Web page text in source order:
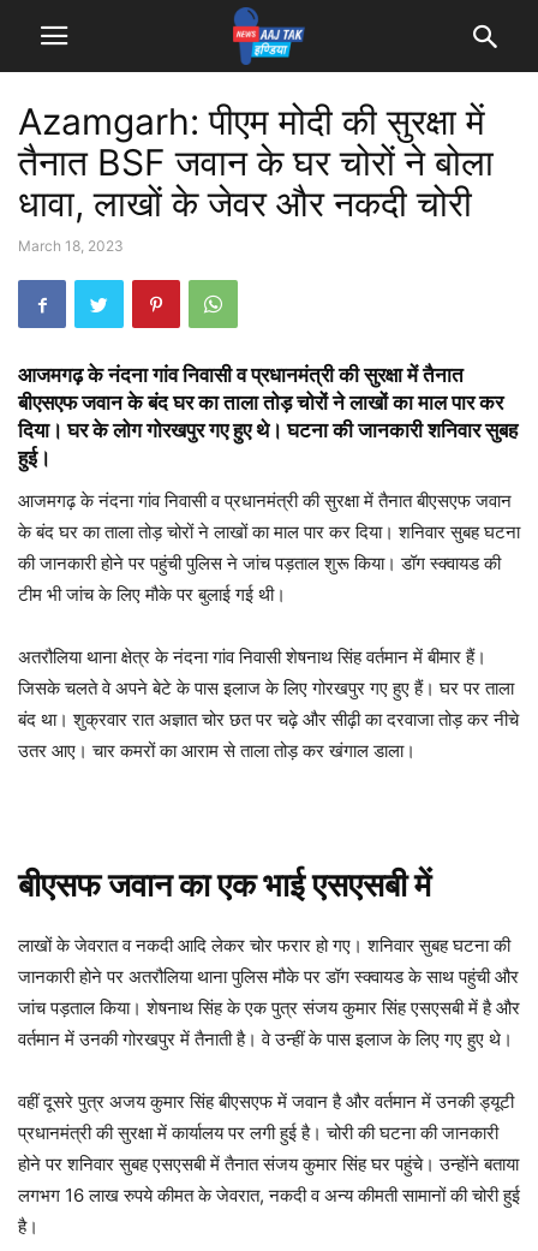
Azamgarh: पीएम मोदी की सुरक्षा में
तैनात BSF जवान के घर चोरों ने बोला
धावा, लाखों के जेवर और नकदी चोरी
March 18, 2023
आजमगढ़ के नंदना गांव निवासी व प्रधानमंत्री की सुरक्षा में तैनात
बीएसएफ जवान के बंद घर का ताला तोड़ चोरों ने लाखों का माल पार कर
दिया। घर के लोग गोरखपुर गए हुए थे। घटना की जानकारी शनिवार सुबह
हुई।
आजमगढ़ के नंदना गांव निवासी व प्रधानमंत्री की सुरक्षा में तैनात बीएसएफ जवान
के बंद घर का ताला तोड़ चोरों ने लाखों का माल पार कर दिया। शनिवार सुबह घटना
की जानकारी होने पर पहुंची पुलिस ने जांच पड़ताल शुरू किया। डॉग स्क्वायड की
टीम भी जांच के लिए मौके पर बुलाई गई थी।
अतरौलिया थाना क्षेत्र के नंदना गांव निवासी शेषनाथ सिंह वर्तमान में बीमार हैं।
जिसके चलते वे अपने बेटे के पास इलाज के लिए गोरखपुर गए हुए हैं। घर पर ताला
बंद था। शुक्रवार रात अज्ञात चोर छत पर चढ़े और सीढ़ी का दरवाजा तोड़ कर नीचे
उतर आए। चार कमरों का आराम से ताला तोड़ कर खंगाल डाला।
बीएसफ जवान का एक भाई एसएसबी में
लाखों के जेवरात व नकदी आदि लेकर चोर फरार हो गए। शनिवार सुबह घटना की
जानकारी होने पर अतरौलिया थाना पुलिस मौके पर डॉग स्क्वायड के साथ पहुंची और
जांच पड़ताल किया। शेषनाथ सिंह के एक पुत्र संजय कुमार सिंह एसएसबी में है और
वर्तमान में उनकी गोरखपुर में तैनाती है। वे उन्हीं के पास इलाज के लिए गए हुए थे।
वहीं दूसरे पुत्र अजय कुमार सिंह बीएसएफ में जवान है और वर्तमान में उनकी ड्यूटी
प्रधानमंत्री की सुरक्षा में कार्यालय पर लगी हुई है। चोरी की घटना की जानकारी
होने पर शनिवार सुबह एसएसबी में तैनात संजय कुमार सिंह घर पहुंचे। उन्होंने बताया
लगभग 16 लाख रुपये कीमत के जेवरात, नकदी व अन्य कीमती सामानों की चोरी हुई
है।